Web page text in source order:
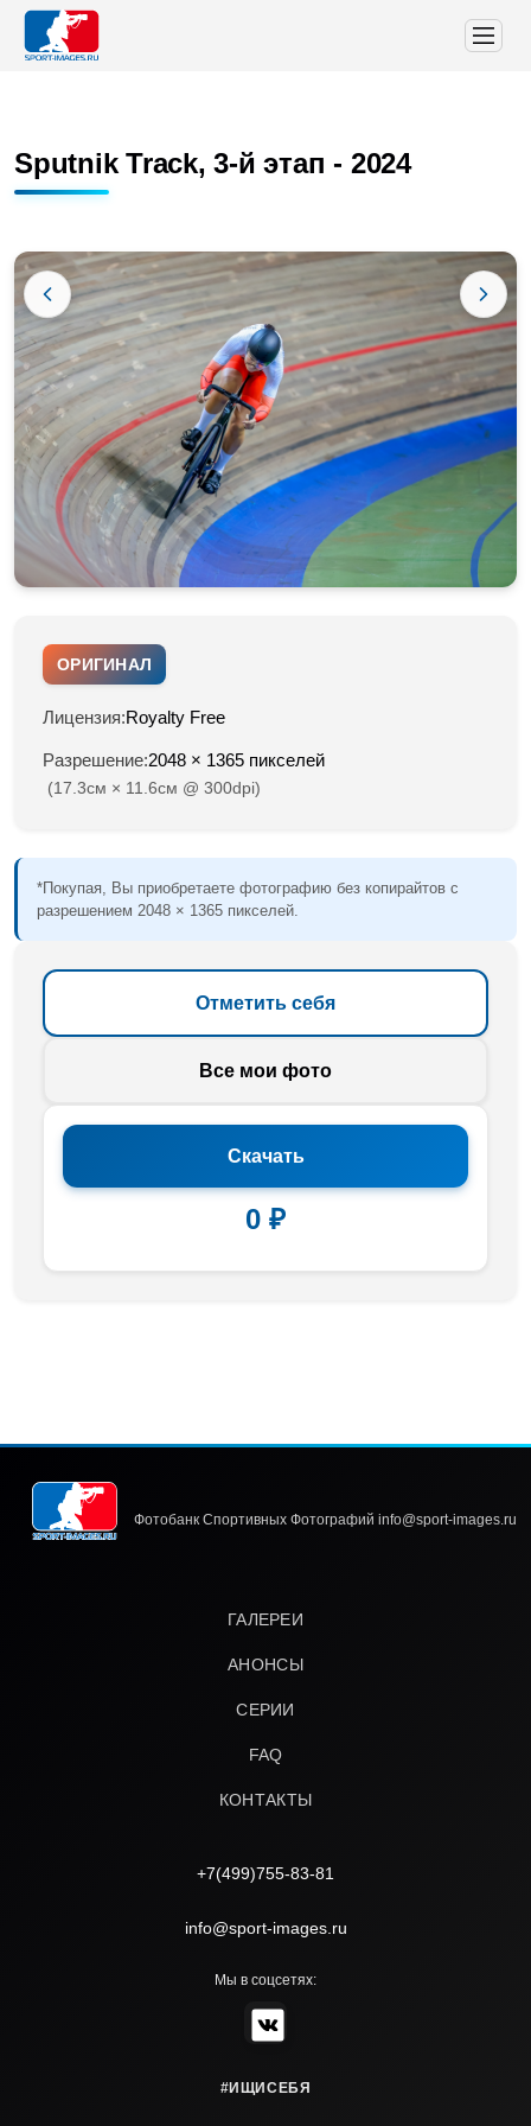
Sputnik Track, 3-й этап - 2024
ОРИГИНАЛ
Лицензия:Royalty Free
Разрешение:2048 × 1365 пикселей
(17.3см × 11.6см @ 300dpi)
*Покупая, Вы приобретаете фотографию без копирайтов с
разрешением 2048 × 1365 пикселей.
Отметить себя
Все мои фото
Скачать
0 ₽
Фотобанк Спортивных Фотографий info@sport-images.ru
ГАЛЕРЕИ
АНОНСЫ
СЕРИИ
FAQ
КОНТАКТЫ
+7(499)755-83-81
info@sport-images.ru
Мы в соцсетях:
#ИЩИСЕБЯ